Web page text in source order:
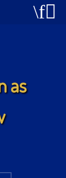
as